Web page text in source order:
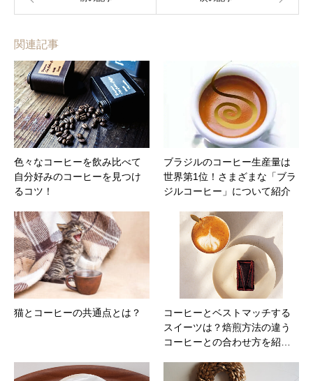
関連記事
色々なコーヒーを飲み比べて
自分好みのコーヒーを見つけ
るコツ！
ブラジルのコーヒー生産量は
世界第1位！さまざまな「ブラ
ジルコーヒー」について紹介
猫とコーヒーの共通点とは？
コーヒーとベストマッチする
スイーツは？焙煎方法の違う
コーヒーとの合わせ方を紹…